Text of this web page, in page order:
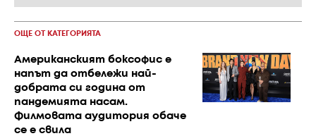
ОЩЕ ОТ КАТЕГОРИЯТА
Американският боксофис е
напът да отбележи най-
добрата си година от
пандемията насам.
Филмовата аудитория обаче
се е свила